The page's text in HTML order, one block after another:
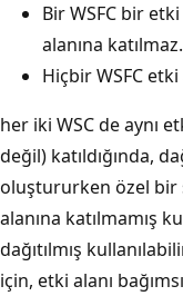
Bir WSFC bir
alanına katılmaz.
Hiçbir WSFC etki
her iki WSC de aynı
değil) katıldığında,
oluştururken özel bir
alanına katılmamış
dağıtılmış
için, etki alanı